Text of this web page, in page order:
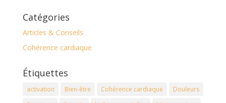
Catégories
Articles & Conseils
Cohérence cardiaque
Étiquettes
activation Bien-être Cohérence cardiaque
Douleurs